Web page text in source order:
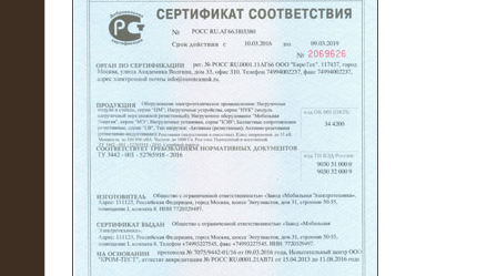
21.08.2016
На производственное предприятие
модули 20 МВт (0,4 кВ)